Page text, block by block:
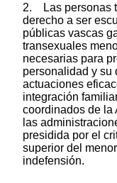
2. Las personas
derecho a ser
públicas vascas
transexuales
necesarias para
personalidad y su
actuaciones
integración
coordinados de la
las
presidida por el
superior del
indefensión.